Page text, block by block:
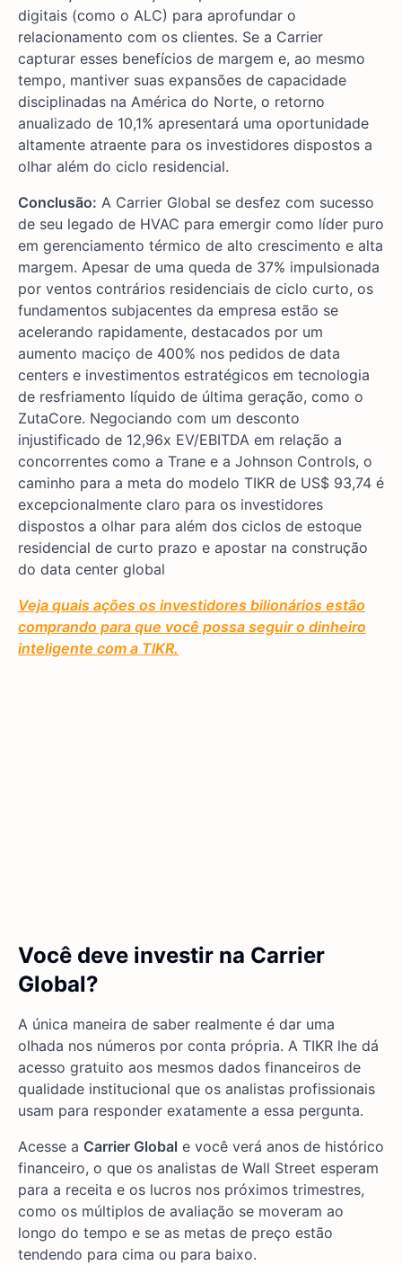
digitais (como o ALC) para aprofundar o
relacionamento com os clientes. Se a Carrier
capturar esses benefícios de margem e, ao mesmo
tempo, mantiver suas expansões de capacidade
disciplinadas na América do Norte, o retorno
anualizado de 10,1% apresentará uma oportunidade
altamente atraente para os investidores dispostos a
olhar além do ciclo residencial.
Conclusão: A Carrier Global se desfez com sucesso
de seu legado de HVAC para emergir como líder puro
em gerenciamento térmico de alto crescimento e alta
margem. Apesar de uma queda de 37% impulsionada
por ventos contrários residenciais de ciclo curto, os
fundamentos subjacentes da empresa estão se
acelerando rapidamente, destacados por um
aumento maciço de 400% nos pedidos de data
centers e investimentos estratégicos em tecnologia
de resfriamento líquido de última geração, como o
ZutaCore. Negociando com um desconto
injustificado de 12,96x EV/EBITDA em relação a
concorrentes como a Trane e a Johnson Controls, o
caminho para a meta do modelo TIKR de US$ 93,74 é
excepcionalmente claro para os investidores
dispostos a olhar para além dos ciclos de estoque
residencial de curto prazo e apostar na construção
do data center global
Veja quais ações os investidores bilionários estão
comprando para que você possa seguir o dinheiro
inteligente com a TIKR.
Você deve investir na Carrier
Global?
A única maneira de saber realmente é dar uma
olhada nos números por conta própria. A TIKR lhe dá
acesso gratuito aos mesmos dados financeiros de
qualidade institucional que os analistas profissionais
usam para responder exatamente a essa pergunta.
Acesse a Carrier Global e você verá anos de histórico
financeiro, o que os analistas de Wall Street esperam
para a receita e os lucros nos próximos trimestres,
como os múltiplos de avaliação se moveram ao
longo do tempo e se as metas de preço estão
tendendo para cima ou para baixo.